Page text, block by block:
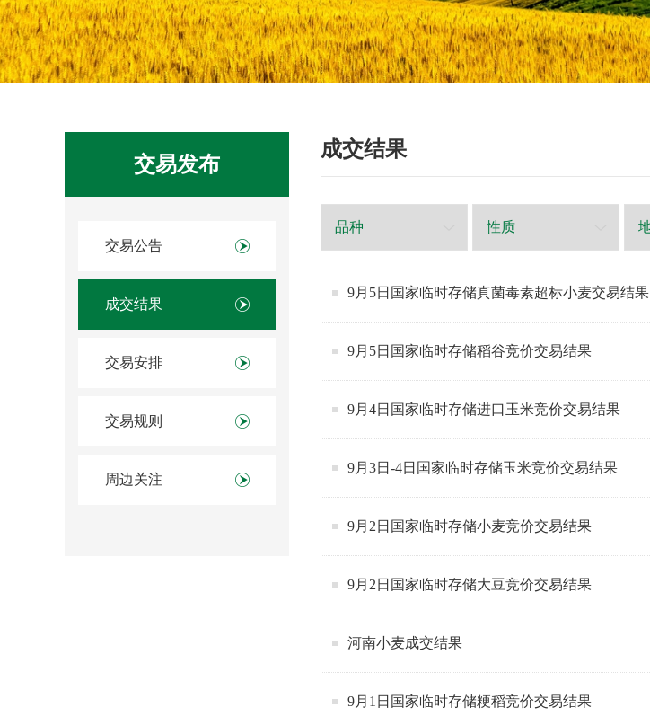
交易发布
交易公告
成交结果
交易安排
交易规则
周边关注
成交结果
9月5日国家临时存储真菌毒素超标小麦交易结果
9月5日国家临时存储稻谷竞价交易结果
9月4日国家临时存储进口玉米竞价交易结果
9月3日-4日国家临时存储玉米竞价交易结果
9月2日国家临时存储小麦竞价交易结果
9月2日国家临时存储大豆竞价交易结果
河南小麦成交结果
9月1日国家临时存储粳稻竞价交易结果